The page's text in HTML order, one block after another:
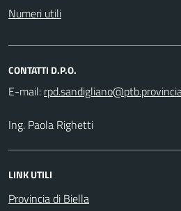
Numeri utili
CONTATTI D.P.O.
E-mail:
Ing. Paola Righetti
LINK UTILI
Provincia di Biella